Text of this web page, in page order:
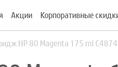
Акции Корпоративные
HP 80 Magenta 175 ml